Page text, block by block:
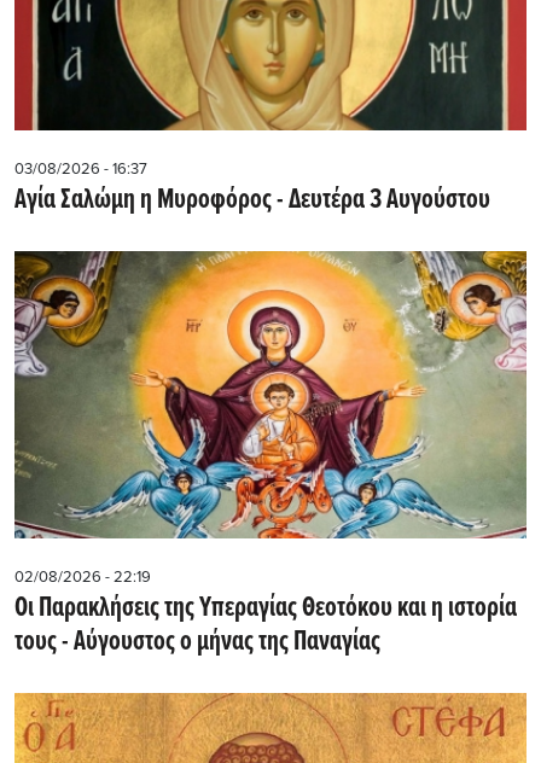
03/08/2026 - 16:37
Αγία Σαλώμη η Μυροφόρος - Δευτέρα 3 Αυγούστου
02/08/2026 - 22:19
Οι Παρακλήσεις της Υπεραγίας Θεοτόκου και η ιστορία
τους - Aύγουστος ο μήνας της Παναγίας